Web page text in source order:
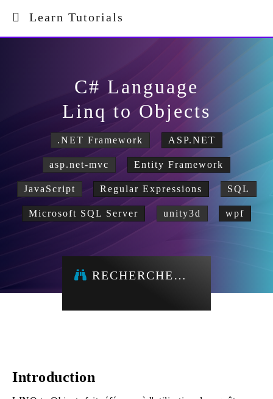
Learn Tutorials
C# Language
Linq to Objects
.NET Framework ASP.NET
asp.net-mvc Entity Framework
JavaScript Regular Expressions SQL
Microsoft SQL Server unity3d wpf
RECHERCHE…
Introduction